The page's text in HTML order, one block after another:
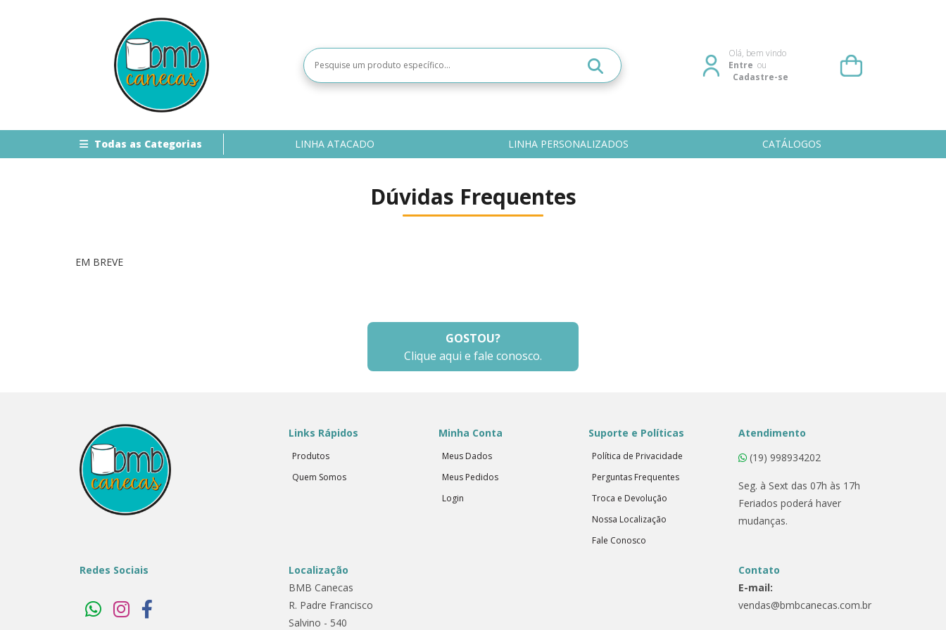
Olá, bem vindo
Entreou
Cadastre-se
Todas as Categorias LINHA ATACADO LINHA PERSONALIZADOS CATÁLOGOS
Dúvidas Frequentes
EM BREVE
GOSTOU?
Clique aqui e fale conosco.
Links Rápidos
Produtos
Quem Somos
Minha Conta
Meus Dados
Meus Pedidos
Login
Suporte e Políticas
Política de Privacidade
Perguntas Frequentes
Troca e Devolução
Nossa Localização
Fale Conosco
Atendimento
(19) 998934202
Seg. à Sext das 07h às 17h
Feriados poderá haver
mudanças.
Redes Sociais
Localização
BMB Canecas
R. Padre Francisco
Salvino - 540
Contato
E-mail:
vendas@bmbcanecas.com.br